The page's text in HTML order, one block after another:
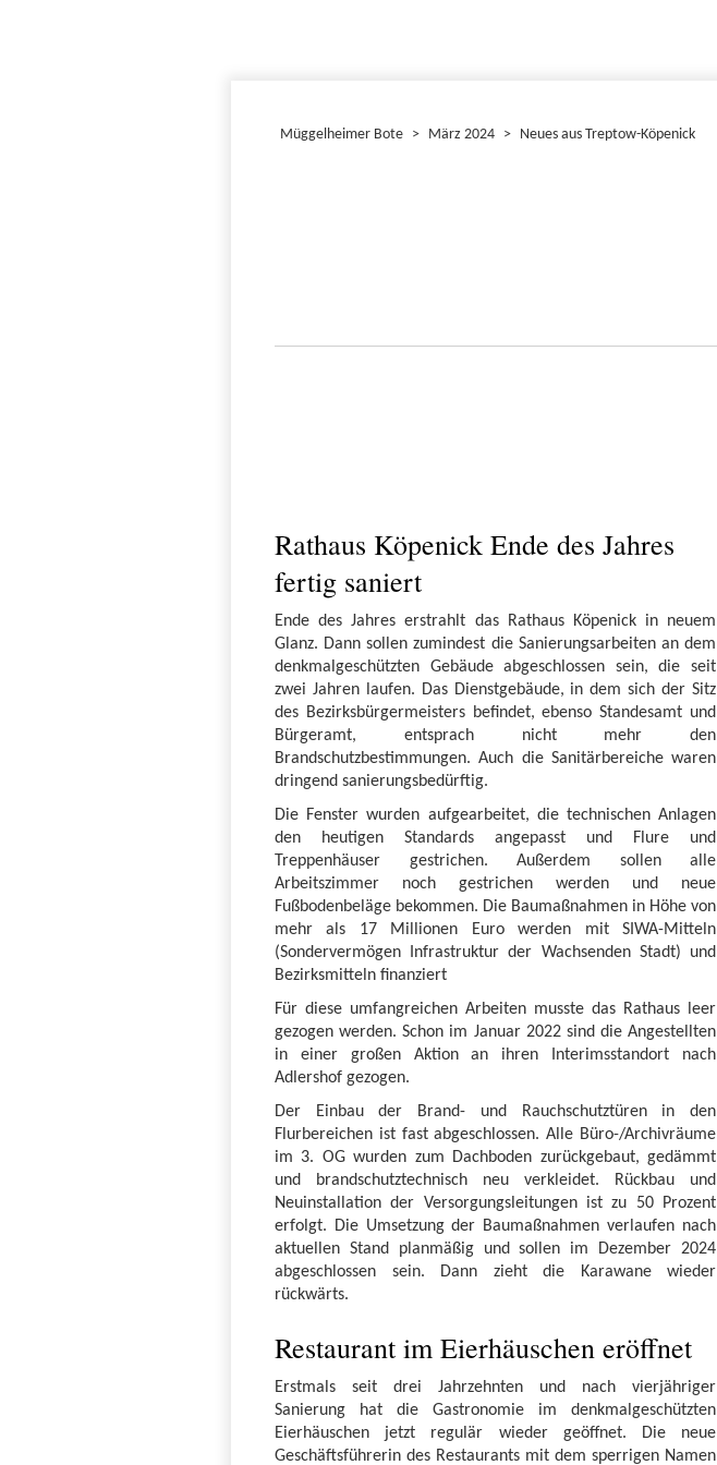
Müggelheimer Bote > März 2024 > Neues aus Treptow-Köpenick
Rathaus Köpenick Ende des Jahres
fertig saniert
Ende des Jahres erstrahlt das Rathaus Köpenick in neuem
Glanz. Dann sollen zumindest die Sanierungsarbeiten an dem
denkmalgeschützten Gebäude abgeschlossen sein, die seit
zwei Jahren laufen. Das Dienstgebäude, in dem sich der Sitz
des Bezirksbürgermeisters befindet, ebenso Standesamt und
Bürgeramt, entsprach nicht mehr den
Brandschutzbestimmungen. Auch die Sanitärbereiche waren
dringend sanierungsbedürftig.
Die Fenster wurden aufgearbeitet, die technischen Anlagen
den heutigen Standards angepasst und Flure und
Treppenhäuser gestrichen. Außerdem sollen alle
Arbeitszimmer noch gestrichen werden und neue
Fußbodenbeläge bekommen. Die Baumaßnahmen in Höhe von
mehr als 17 Millionen Euro werden mit SIWA-Mitteln
(Sondervermögen Infrastruktur der Wachsenden Stadt) und
Bezirksmitteln finanziert
Für diese umfangreichen Arbeiten musste das Rathaus leer
gezogen werden. Schon im Januar 2022 sind die Angestellten
in einer großen Aktion an ihren Interimsstandort nach
Adlershof gezogen.
Der Einbau der Brand- und Rauchschutztüren in den
Flurbereichen ist fast abgeschlossen. Alle Büro-/Archivräume
im 3. OG wurden zum Dachboden zurückgebaut, gedämmt
und brandschutztechnisch neu verkleidet. Rückbau und
Neuinstallation der Versorgungsleitungen ist zu 50 Prozent
erfolgt. Die Umsetzung der Baumaßnahmen verlaufen nach
aktuellen Stand planmäßig und sollen im Dezember 2024
abgeschlossen sein. Dann zieht die Karawane wieder
rückwärts.
Restaurant im Eierhäuschen eröffnet
Erstmals seit drei Jahrzehnten und nach vierjähriger
Sanierung hat die Gastronomie im denkmalgeschützten
Eierhäuschen jetzt regulär wieder geöffnet. Die neue
Geschäftsführerin des Restaurants mit dem sperrigen Namen